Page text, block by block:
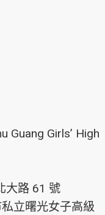
Guang Girls’ High
大路 61 號
立曙光女子高級